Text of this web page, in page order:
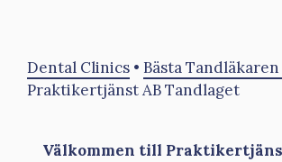
Dental Clinics • Bästa
Praktikertjänst AB Tandlaget
Välkommen till